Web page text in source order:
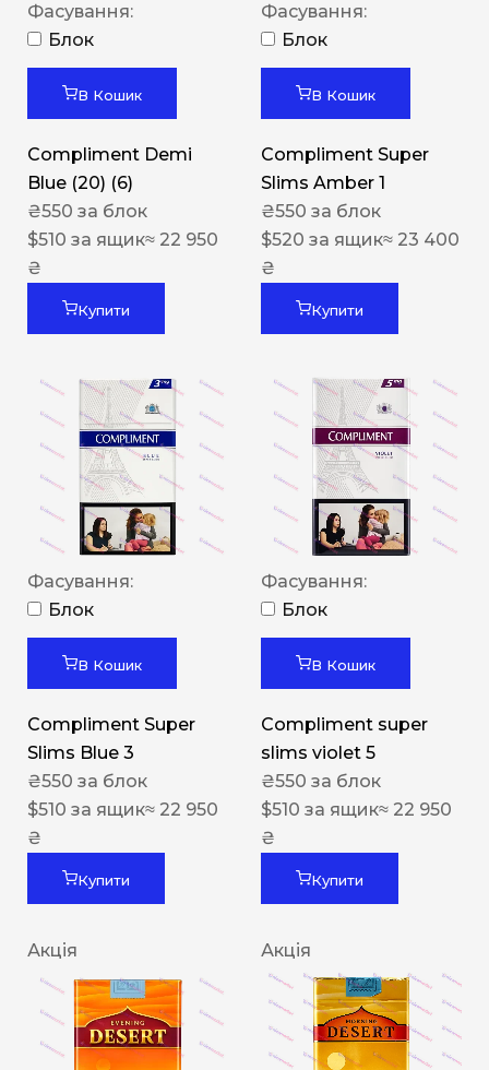
Фасування:
Блок
В Кошик
Compliment Demi
Blue (20) (6)
₴550 за блок
$510 за ящик≈ 22 950
₴
Купити
Фасування:
Блок
В Кошик
Compliment Super
Slims Amber 1
₴550 за блок
$520 за ящик≈ 23 400
₴
Купити
Фасування:
Блок
В Кошик
Compliment Super
Slims Blue 3
₴550 за блок
$510 за ящик≈ 22 950
₴
Купити
Фасування:
Блок
В Кошик
Compliment super
slims violet 5
₴550 за блок
$510 за ящик≈ 22 950
₴
Купити
Акція Акція